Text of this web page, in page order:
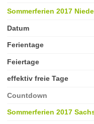
Sommerferien 2017
Datum
Ferientage
Feiertage
effektiv freie Tage
Countdown
Sommerferien 2017